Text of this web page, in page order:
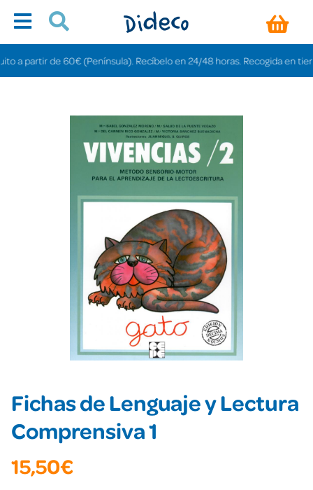
partir de 60€ (Península). Recíbelo en 24/48 horas. Recogida en
Fichas de Lenguaje y Lectura
Comprensiva 1
15,50€